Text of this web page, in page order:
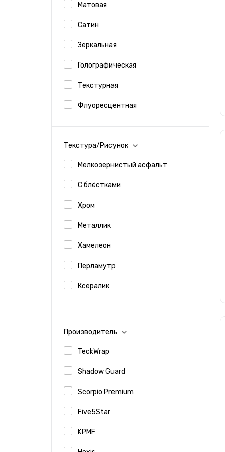
Автовинил TeckWrap
Виниловые пленки для такси
Матовая
Сатин
Зеркальная
Голографическая
Текстурная
Флуоресцентная
Текстура/Рисунок
Мелкозернистый асфальт
С блёстками
Хром
Металлик
Хамелеон
Перламутр
Ксералик
Шлифованная
Под кожу
Под дерево
Алмазная крошка
Производитель
TeckWrap
Shadow Guard
Scorpio Premium
Five5Star
KPMF